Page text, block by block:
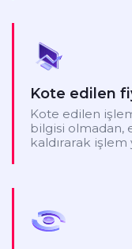
Kote edilen
Kote edilen
bilgisi olmadan,
kaldırarak işlem